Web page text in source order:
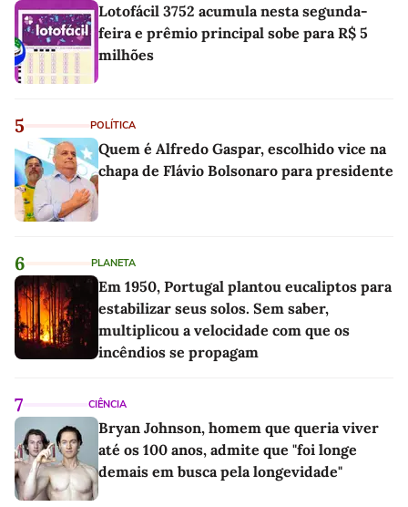
Lotofácil 3752 acumula nesta segunda-
feira e prêmio principal sobe para R$ 5
milhões
5 POLÍTICA
Quem é Alfredo Gaspar, escolhido vice na
chapa de Flávio Bolsonaro para presidente
6 PLANETA
Em 1950, Portugal plantou eucaliptos para
estabilizar seus solos. Sem saber,
multiplicou a velocidade com que os
incêndios se propagam
7 CIÊNCIA
Bryan Johnson, homem que queria viver
até os 100 anos, admite que "foi longe
demais em busca pela longevidade"